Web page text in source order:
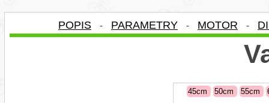
POPIS - PARAMETRY - MOTOR -
45cm 50cm 55cm